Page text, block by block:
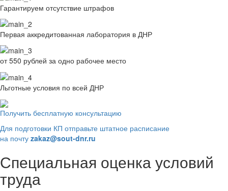
Гарантируем отсутствие штрафов
Первая аккредитованная лаборатория в ДНР
от 550 рублей за одно рабочее место
Льготные условия по всей ДНР
Получить бесплатную консультацию
Для подготовки КП отправьте штатное расписание
на почту zakaz@sout-dnr.ru
Специальная оценка условий
труда